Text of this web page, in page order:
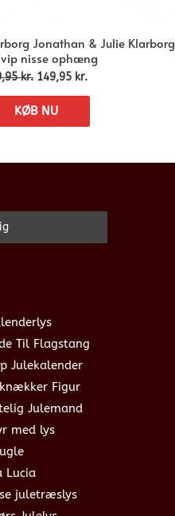
Jonathan & Julie Klarborg
nisse ophæng
kr. 149,95 kr.
KØB NU
Til Flagstang
Julekalender
Figur
Julemand
med lys
Lucia
juletræslys